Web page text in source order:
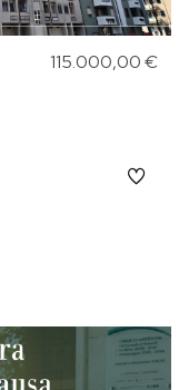
115.000,00 €